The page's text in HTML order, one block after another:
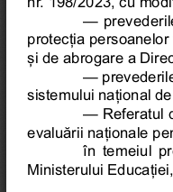
—
protecția
și de abrogare a
—
sistemului național
— Referatul
evaluării naționale
în temeiul
Ministerului Educației,